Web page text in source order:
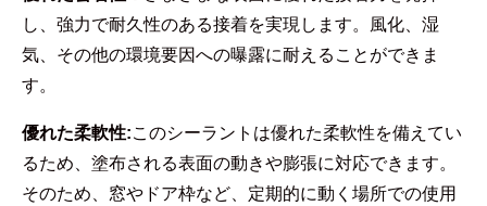
し、強力で耐久性のある接着を実現します。風化、湿
気、その他の環境要因への曝露に耐えることができま
す。
優れた柔軟性:このシーラントは優れた柔軟性を備えてい
るため、塗布される表面の動きや膨張に対応できます。
そのため、窓やドア枠など、定期的に動く場所での使用